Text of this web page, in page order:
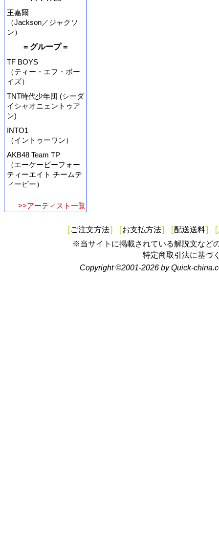
王嘉爾
（Jackson／ジャクソ
ン）
= グループ =
TF BOYS
（ティー・エフ・ボー
イズ）
TNT時代少年団 (シーダ
イシャオニェントゥア
ン)
INTO1
（イントゥーワン）
AKB48 Team TP
（エーケービーフォー
ティーエイト チームテ
ィーピー）
>>アーティスト一覧
[ ご注文方法] [お支払方法] [配送送料] [
※当サイトに掲載されている解説文など
特定商取引法に基づ
Copyright ©2001-2026 by Quick-